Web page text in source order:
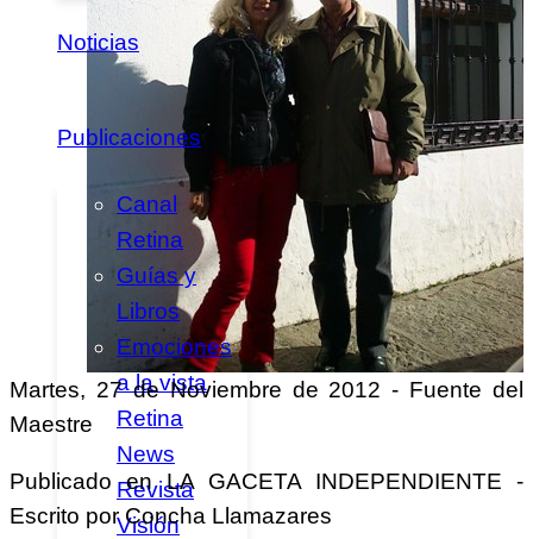
Noticias
Publicaciones
Canal
Retina
Guías y
Libros
Emociones
a la vista
Retina
News
Revista
Visión
Martes, 27 de Noviembre de 2012 - Fuente del
Maestre
Publicado en LA GACETA INDEPENDIENTE -
Escrito por Concha Llamazares